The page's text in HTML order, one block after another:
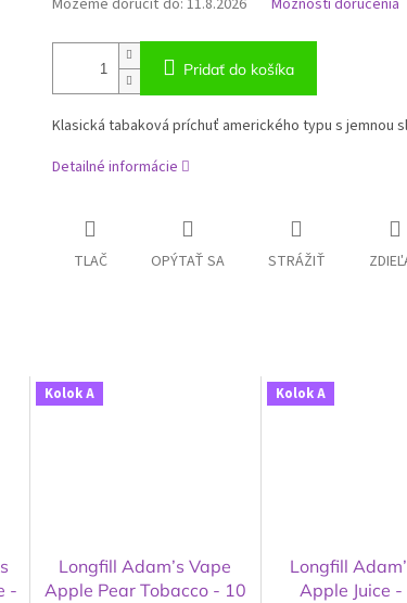
Môžeme doručiť do: 11.8.2026 Možnosti doručenia
Pridať do košíka
Klasická tabaková príchuť amerického typu s jemnou
Detailné informácie
TLAČ OPÝTAŤ SA STRÁŽIŤ
-
Kolok A
Longfill Adam’s Vape
Apple Pear Tobacco - 10
Kolok A
Longfill
Apple Juice